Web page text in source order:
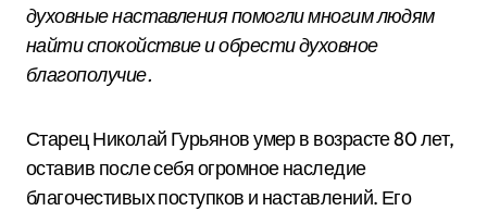
духовные наставления помогли многим людям
найти спокойствие и обрести духовное
благополучие.
Старец Николай Гурьянов умер в возрасте 80 лет,
оставив после себя огромное наследие
благочестивых поступков и наставлений. Его